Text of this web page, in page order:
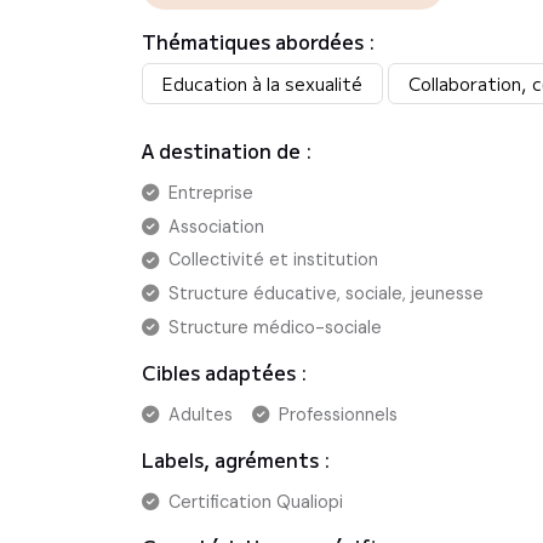
Thématiques abordées :
Education à la sexualité Collaboration,
A destination de :
Entreprise
Association
Collectivité et institution
Structure éducative, sociale, jeunesse
Structure médico-sociale
Cibles adaptées :
Adultes Professionnels
Labels, agréments :
Certification Qualiopi